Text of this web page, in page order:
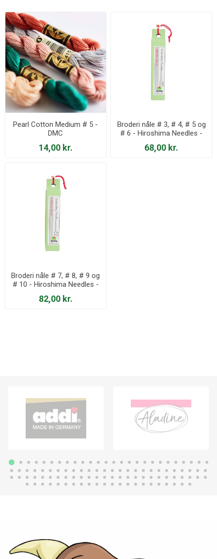
Pearl Cotton Medium # 5 -
DMC
14,00 kr.
Broderi nåle # 3, # 4, # 5 og
# 6 - Hiroshima Needles -
THN-023e
68,00 kr.
Broderi nåle # 7, # 8, # 9 og
# 10 - Hiroshima Needles -
82,00 kr.